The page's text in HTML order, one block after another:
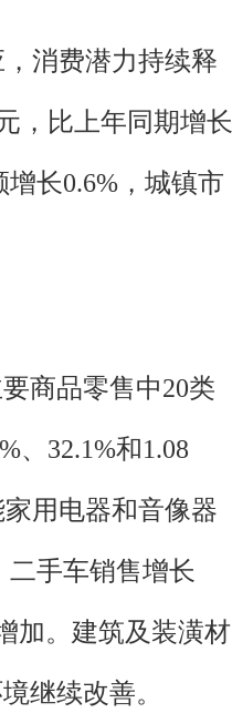
消费潜力持续释
，比上年同期增长
长0.6%，城镇市
商品零售中20类
、32.1%和1.08
用电器和音像器
二手车销售增长
加。建筑及装潢材
继续改善。